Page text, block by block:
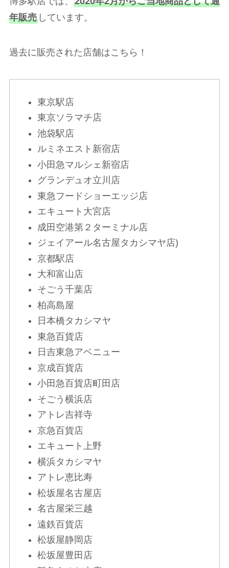
年販売しています。
過去に販売された店舗はこちら！
東京駅店
東京ソラマチ店
池袋駅店
ルミネエスト新宿店
小田急マルシェ新宿店
グランデュオ立川店
東急フードショーエッジ店
エキュート大宮店
成田空港第２ターミナル店
ジェイアール名古屋タカシマヤ店)
京都駅店
大和富山店
そごう千葉店
柏高島屋
日本橋タカシマヤ
東急百貨店
日吉東急アベニュー
京成百貨店
小田急百貨店町田店
そごう横浜店
アトレ吉祥寺
京急百貨店
エキュート上野
横浜タカシマヤ
アトレ恵比寿
松坂屋名古屋店
名古屋栄三越
遠鉄百貨店
松坂屋静岡店
松坂屋豊田店